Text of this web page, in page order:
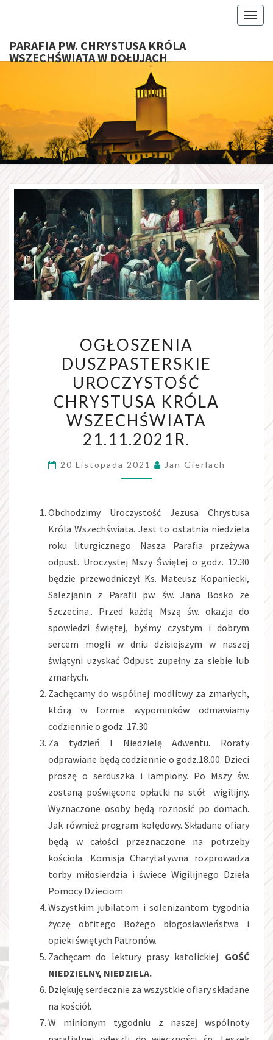
PARAFIA PW. CHRYSTUSA KRÓLA
WSZECHŚWIATA W DOŁUJACH
W
DUSZPASTERSKIE
UROCZYSTOŚĆ
CHRYSTUSA
KRÓLA
WSZECHŚWIATA
21.11.2021R.
OGŁOSZENIA
DUSZPASTERSKIE
UROCZYSTOŚĆ
CHRYSTUSA KRÓLA
WSZECHŚWIATA
21.11.2021R.
20 Listopada 2021 Jan Gierlach
Obchodzimy Uroczystość Jezusa Chrystusa
Króla Wszechświata. Jest to ostatnia niedziela
roku liturgicznego. Nasza Parafia przeżywa
odpust. Uroczystej Mszy Świętej o godz. 12.30
będzie przewodniczył Ks. Mateusz Kopaniecki,
Salezjanin z Parafii pw. św. Jana Bosko ze
Szczecina.. Przed każdą Mszą św. okazja do
spowiedzi świętej, byśmy czystym i dobrym
sercem mogli w dniu dzisiejszym w naszej
świątyni uzyskać Odpust zupełny za siebie lub
zmarłych.
Zachęcamy do wspólnej modlitwy za zmarłych,
którą w formie wypominków odmawiamy
codziennie o godz. 17.30
Za tydzień I Niedzielę Adwentu. Roraty
odprawiane będą codziennie o godz.18.00. Dzieci
proszę o serduszka i lampiony. Po Mszy św.
zostaną poświęcone opłatki na stół wigilijny.
Wyznaczone osoby będą roznosić po domach.
Jak również program kolędowy. Składane ofiary
będą w całości przeznaczone na potrzeby
kościoła. Komisja Charytatywna rozprowadza
torby miłosierdzia i świece Wigilijnego Dzieła
Pomocy Dzieciom.
Wszystkim jubilatom i solenizantom tygodnia
życzę obfitego Bożego błogosławieństwa i
opieki świętych Patronów.
Zachęcam do lektury prasy katolickiej. GOŚĆ
NIEDZIELNY, NIEDZIELA.
Dziękuję serdecznie za wszystkie ofiary składane
na kościół.
W minionym tygodniu z naszej wspólnoty